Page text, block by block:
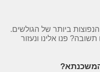
ביותר של הגולשים.
פנו אלינו ונעזור